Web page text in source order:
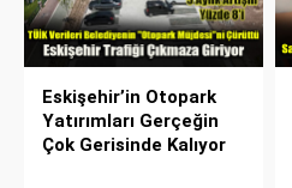
Eskişehir’in Otopark
Yatırımları Gerçeğin
Çok Gerisinde Kalıyor